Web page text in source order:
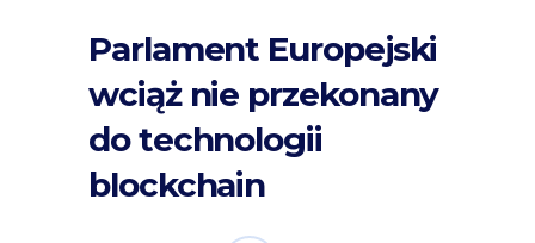
Parlament Europejski
wciąż nie przekonany
do technologii
blockchain